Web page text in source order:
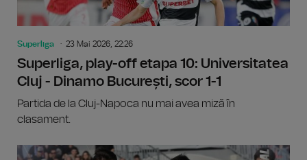
Superliga 23 Mai 2026, 22:26
Superliga, play-off etapa 10: Universitatea
Cluj - Dinamo București, scor 1-1
Partida de la Cluj-Napoca nu mai avea miză în
clasament.